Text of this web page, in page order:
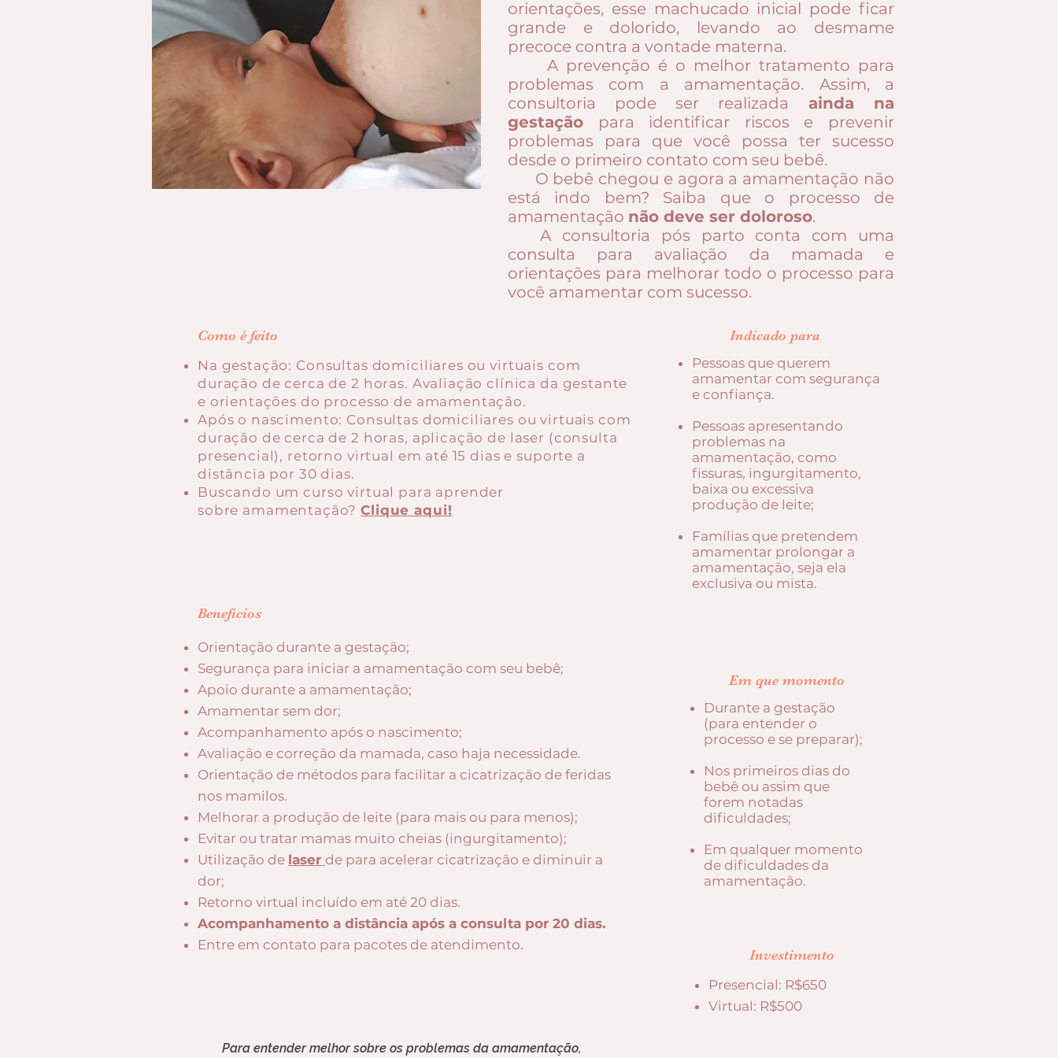
orientações, esse machucado inicial pode ficar
grande e dolorido, levando ao desmame
precoce contra a vontade materna.
A prevenção é o melhor tratamento para
problemas com a amamentação. Assim, a
consultoria pode ser realizada ainda na
gestação para identificar riscos e prevenir
problemas para que você possa ter sucesso
desde o primeiro contato com seu bebê.
O bebê chegou e agora a amamentação não
está indo bem? Saiba que o processo de
amamentação não deve ser doloroso.
A consultoria pós parto conta com uma
consulta para avaliação da mamada e
orientações para melhorar todo o processo para
você amamentar com sucesso.
Como é feito
Na gestação: Consultas domiciliares ou virtuais com
duração de cerca de 2 horas. Avaliação clínica da gestante
e orientações do processo de amamentação.
Após o nascimento: Consultas domiciliares ou virtuais com
duração de cerca de 2 horas, aplicação de laser (consulta
presencial), retorno virtual em até 15 dias e suporte a
distância por 30 dias.
Buscando um curso virtual para aprender
sobre amamentação?Clique aqui!
Indicado para
Pessoas que querem
amamentar com segurança
e confiança.​​
Pessoas apresentando
problemas na
amamentação, como
fissuras, ingurgitamento,
baixa ou excessiva
produção de leite;
Famílias que pretendem
amamentar prolongar a
amamentação, seja ela
exclusiva ou mista.​
Benefícios
Orientação durante a gestação;
Segurança para iniciar a amamentação com seu bebê;
Apoio durante a amamentação;
Amamentar sem dor;
Acompanhamento após o nascimento;
Avaliação e correção da mamada, caso haja necessidade.
Orientação de métodos para facilitar a cicatrização de feridas
nos mamilos.
Melhorar a produção de leite (para mais ou para menos);
Evitar ou tratar mamas muito cheias (ingurgitamento);
Utilização de laser de para acelerar cicatrização e diminuir a
dor;
Retorno virtual incluído em até 20 dias.
Acompanhamento a distância após a consulta por 20 dias.
Entre em contato para pacotes de atendimento.
Em que momento
Durante a gestação
(para entender o
processo e se preparar);
Nos primeiros dias do
bebê ou assim que
forem notadas
dificuldades;
Em qualquer momento
de dificuldades da
amamentação.
Investimento
Presencial: R$650
Virtual: R$500
Para entender melhor sobre os problemas da amamentação,